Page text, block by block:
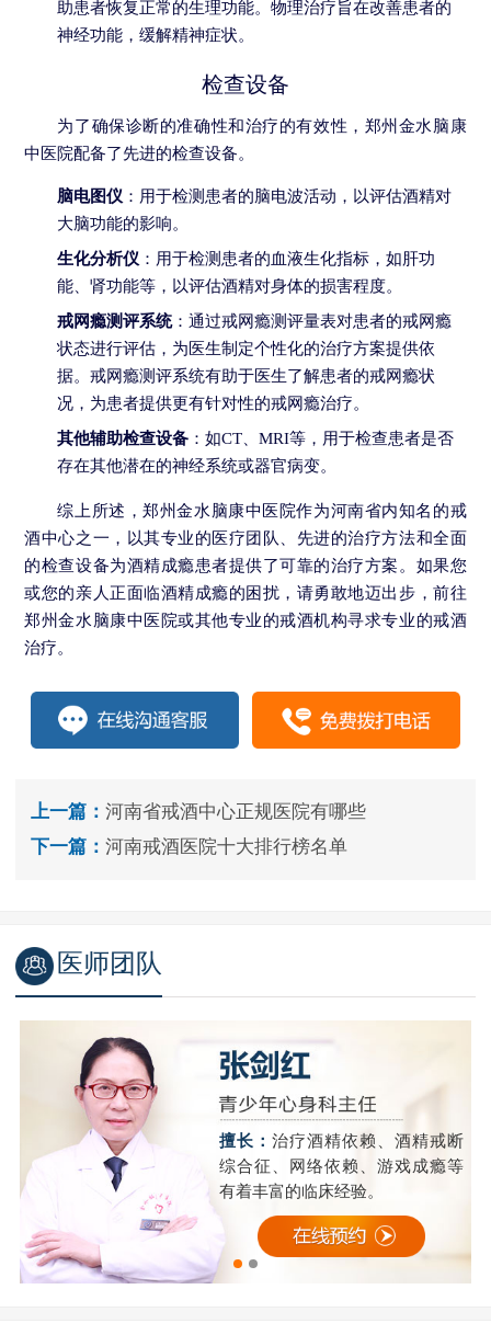
助患者恢复正常的生理功能。物理治疗旨在改善患者的
神经功能，缓解精神症状。
检查设备
为了确保诊断的准确性和治疗的有效性，郑州金水脑康
中医院配备了先进的检查设备。
脑电图仪 ：用于检测患者的脑电波活动，以评估酒精对
大脑功能的影响。
生化分析仪 ：用于检测患者的血液生化指标，如肝功
能、肾功能等，以评估酒精对身体的损害程度。
戒网瘾测评系统：通过戒网瘾测评量表对患者的戒网瘾
状态进行评估，为医生制定个性化的治疗方案提供依
据。戒网瘾测评系统有助于医生了解患者的戒网瘾状
况，为患者提供更有针对性的戒网瘾治疗。
其他辅助检查设备 ：如CT、MRI等，用于检查患者是否
存在其他潜在的神经系统或器官病变。
综上所述，郑州金水脑康中医院作为河南省内知名的戒
酒中心之一，以其专业的医疗团队、先进的治疗方法和全面
的检查设备为酒精成瘾患者提供了可靠的治疗方案。如果您
或您的亲人正面临酒精成瘾的困扰，请勇敢地迈出步，前往
郑州金水脑康中医院或其他专业的戒酒机构寻求专业的戒酒
治疗。
上一篇： 河南省戒酒中心正规医院有哪些
下一篇： 河南戒酒医院十大排行榜名单
医师团队
擅长：治疗酒精依赖、酒精戒断
综合征、网络依赖、游戏成瘾等
有着丰富的临床经验。